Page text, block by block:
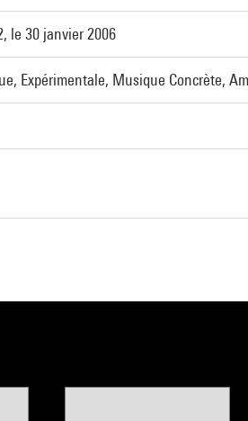
le 30 janvier 2006
Expérimentale, Musique Concrète,